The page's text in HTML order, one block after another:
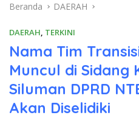
Beranda DAERAH
DAERAH, TERKINI
Nama Tim
Muncul di Sidang
Siluman DPRD
Akan Diselidiki